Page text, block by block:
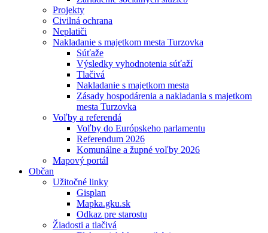
Projekty
Civilná ochrana
Neplatiči
Nakladanie s majetkom mesta Turzovka
Súťaže
Výsledky vyhodnotenia súťaží
Tlačivá
Nakladanie s majetkom mesta
Zásady hospodárenia a nakladania s majetkom
mesta Turzovka
Voľby a referendá
Voľby do Európskeho parlamentu
Referendum 2026
Komunálne a župné voľby 2026
Mapový portál
Občan
Užitočné linky
Gisplan
Mapka.gku.sk
Odkaz pre starostu
Žiadosti a tlačivá